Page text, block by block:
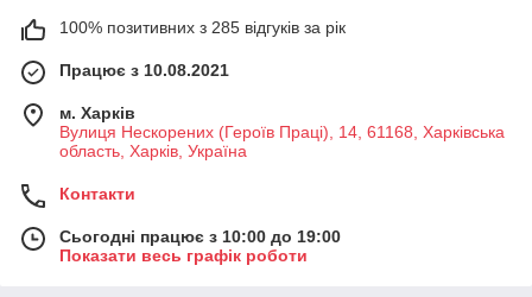
100% позитивних з 285 відгуків за рік
Працює з 10.08.2021
м. Харків
Вулиця Нескорених (Героїв Праці), 14, 61168, Харківська
область, Харків, Україна
Контакти
Сьогодні працює з 10:00 до 19:00
Показати весь графік роботи